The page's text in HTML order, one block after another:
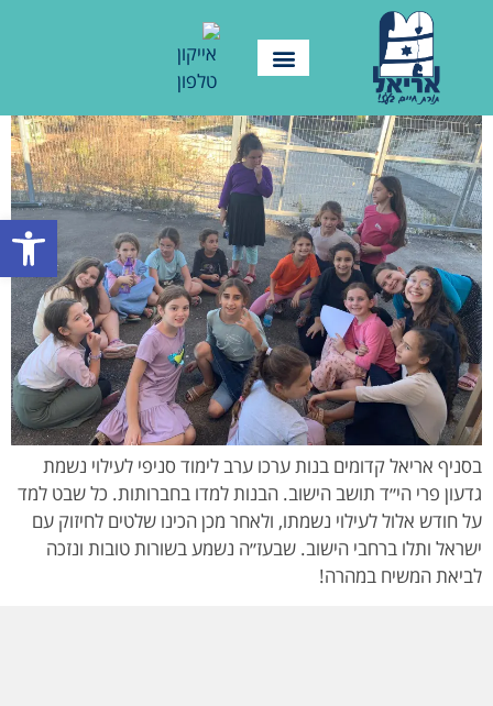
פתח
בסניף אריאל קדומים בנות ערכו ערב לימוד סניפי לעילוי נשמת
גדעון פרי הי״ד תושב הישוב. הבנות למדו בחברותות. כל שבט למד
על חודש אלול לעילוי נשמתו, ולאחר מכן הכינו שלטים לחיזוק עם
ישראל ותלו ברחבי הישוב. שבעז״ה נשמע בשורות טובות ונזכה
לביאת המשיח במהרה!